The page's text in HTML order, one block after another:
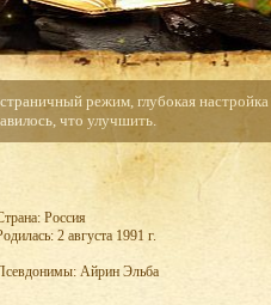
режим, глубокая настройка
что улучшить.
Россия
2 августа 1991 г.
Айрин Эльба